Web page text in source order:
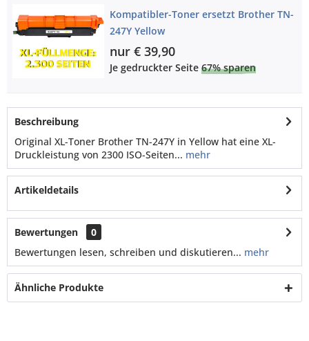
Kompatibler-Toner ersetzt Brother TN-
247Y Yellow
nur € 39,90
Je gedruckter Seite67% sparen
Beschreibung
Original XL-Toner Brother TN-247Y in Yellow hat eine XL-
Druckleistung von 2300 ISO-Seiten... mehr
Artikeldetails
Bewertungen
0
Bewertungen lesen, schreiben und diskutieren... mehr
Ähnliche Produkte